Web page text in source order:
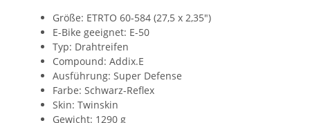
Größe: ETRTO 60-584 (27,5 x 2,35")
E-Bike geeignet: E-50
Typ: Drahtreifen
Compound: Addix.E
Ausführung: Super Defense
Farbe: Schwarz-Reflex
Skin: Twinskin
Gewicht: 1290 g